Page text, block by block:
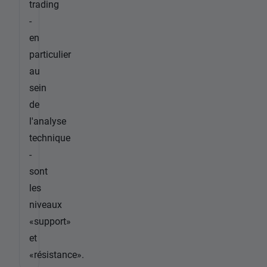
trading
-
en
particulier
au
sein
de
l'analyse
technique
-
sont
les
niveaux
«support»
et
«résistance».